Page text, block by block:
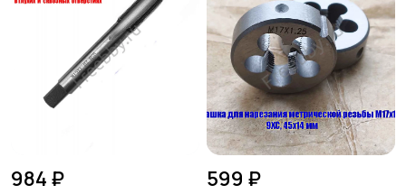
984 ₽ 599 ₽